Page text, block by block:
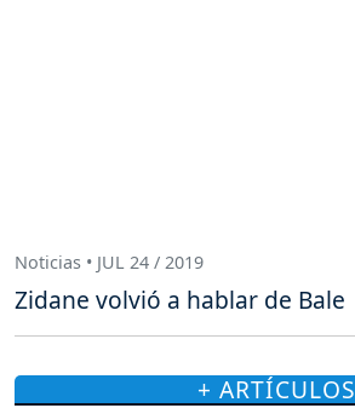
Noticias • JUL 24 / 2019
Zidane volvió a hablar de Bale
+ ARTÍCULOS